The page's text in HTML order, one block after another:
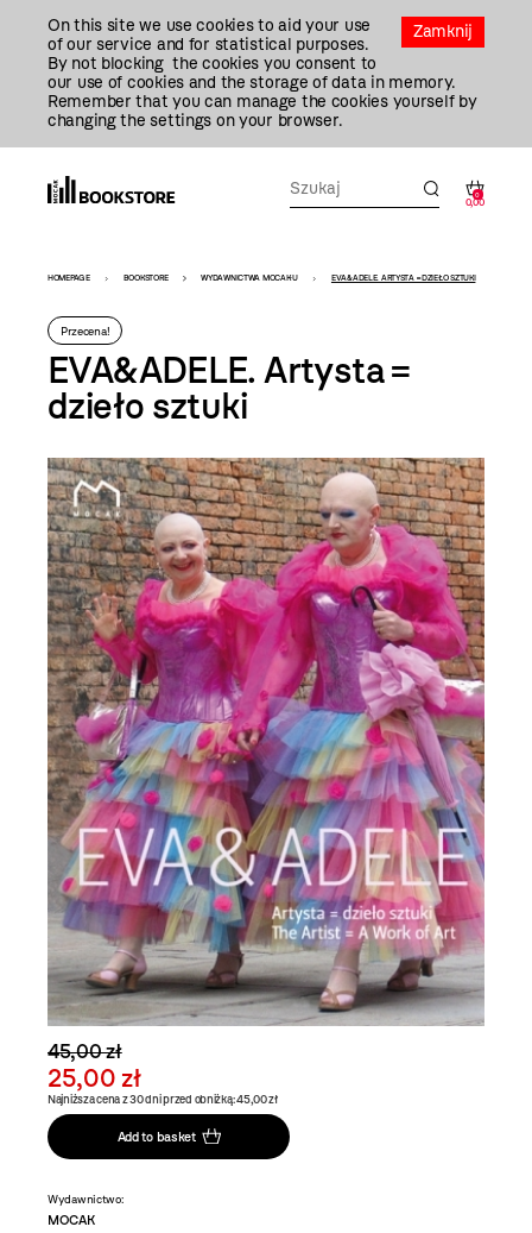
Zamknij
On this site we use cookies to aid your use
of our service and for statistical purposes.
By not blocking the cookies you consent to
our use of cookies and the storage of data in memory.
Remember that you can manage the cookies yourself by
changing the settings on your browser.
0
0,00
Bookstore
-
szablon
szczegóły
HOMEPAGE BOOKSTORE WYDAWNICTWA MOCAK-U EVA&ADELE. ARTYSTA = DZIEŁO SZTUKI
Przecena!
EVA&ADELE. Artysta =
dzieło sztuki
45,00 zł
25,00 zł
Najniższa cena z 30 dni przed obniżką: 45,00 zł
Add to basket
Wydawnictwo:
MOCAK